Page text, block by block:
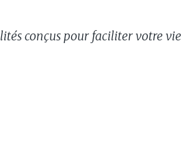
conçus pour faciliter votre vie